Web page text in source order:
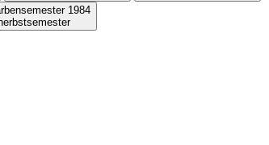
1984
herbstsemester